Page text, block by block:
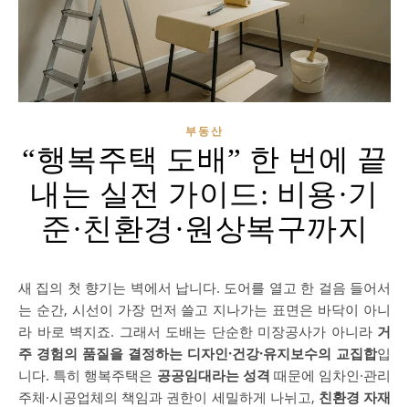
부동산
“행복주택 도배” 한 번에 끝
내는 실전 가이드: 비용·기
준·친환경·원상복구까지
새 집의 첫 향기는 벽에서 납니다. 도어를 열고 한 걸음 들어서
는 순간, 시선이 가장 먼저 쓸고 지나가는 표면은 바닥이 아니
라 바로 벽지죠. 그래서 도배는 단순한 미장공사가 아니라 거
주 경험의 품질을 결정하는 디자인·건강·유지보수의 교집합입
니다. 특히 행복주택은 공공임대라는 성격 때문에 임차인·관리
주체·시공업체의 책임과 권한이 세밀하게 나뉘고, 친환경 자재